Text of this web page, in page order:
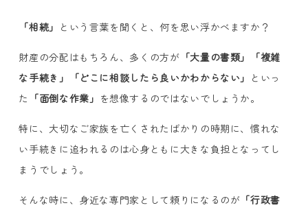
「相続」 という言葉を聞くと、何を思い浮かべますか？
財産の分配はもちろん、多くの方が 「大量の書類」「複雑
な手続き」「どこに相談したら良いかわからない」 といっ
た 「面倒な作業」 を想像するのではないでしょうか。
特に、大切なご家族を亡くされたばかりの時期に、慣れな
い手続きに追われるのは心身ともに大きな負担となってし
まうでしょう。
そんな時に、身近な専門家として頼りになるのが 「行政書